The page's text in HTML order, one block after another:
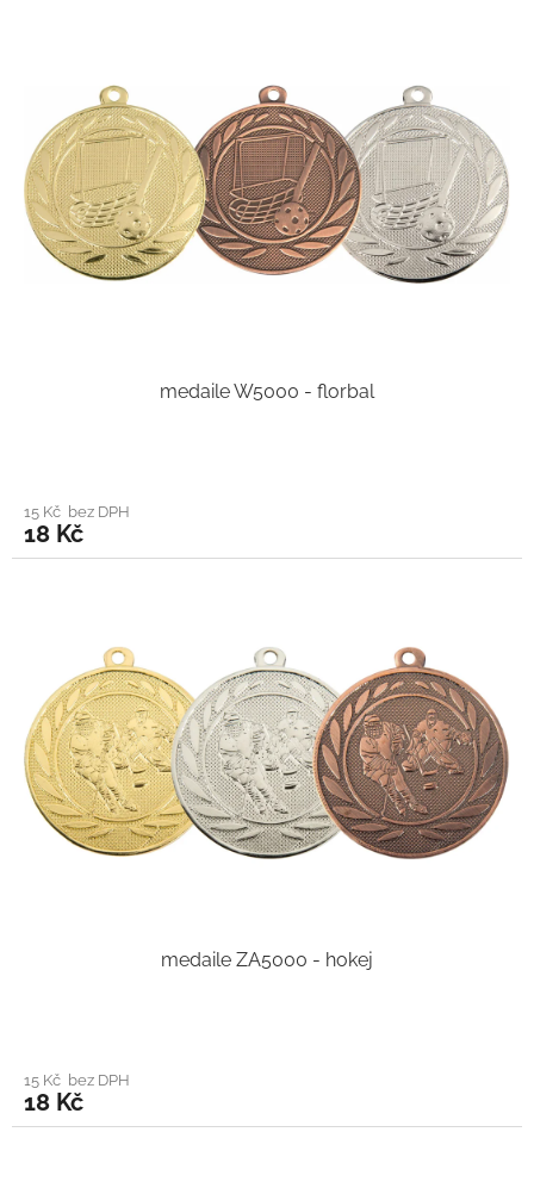
medaile W5000 - florbal
15 Kč bez DPH
18 Kč
medaile ZA5000 - hokej
15 Kč bez DPH
18 Kč